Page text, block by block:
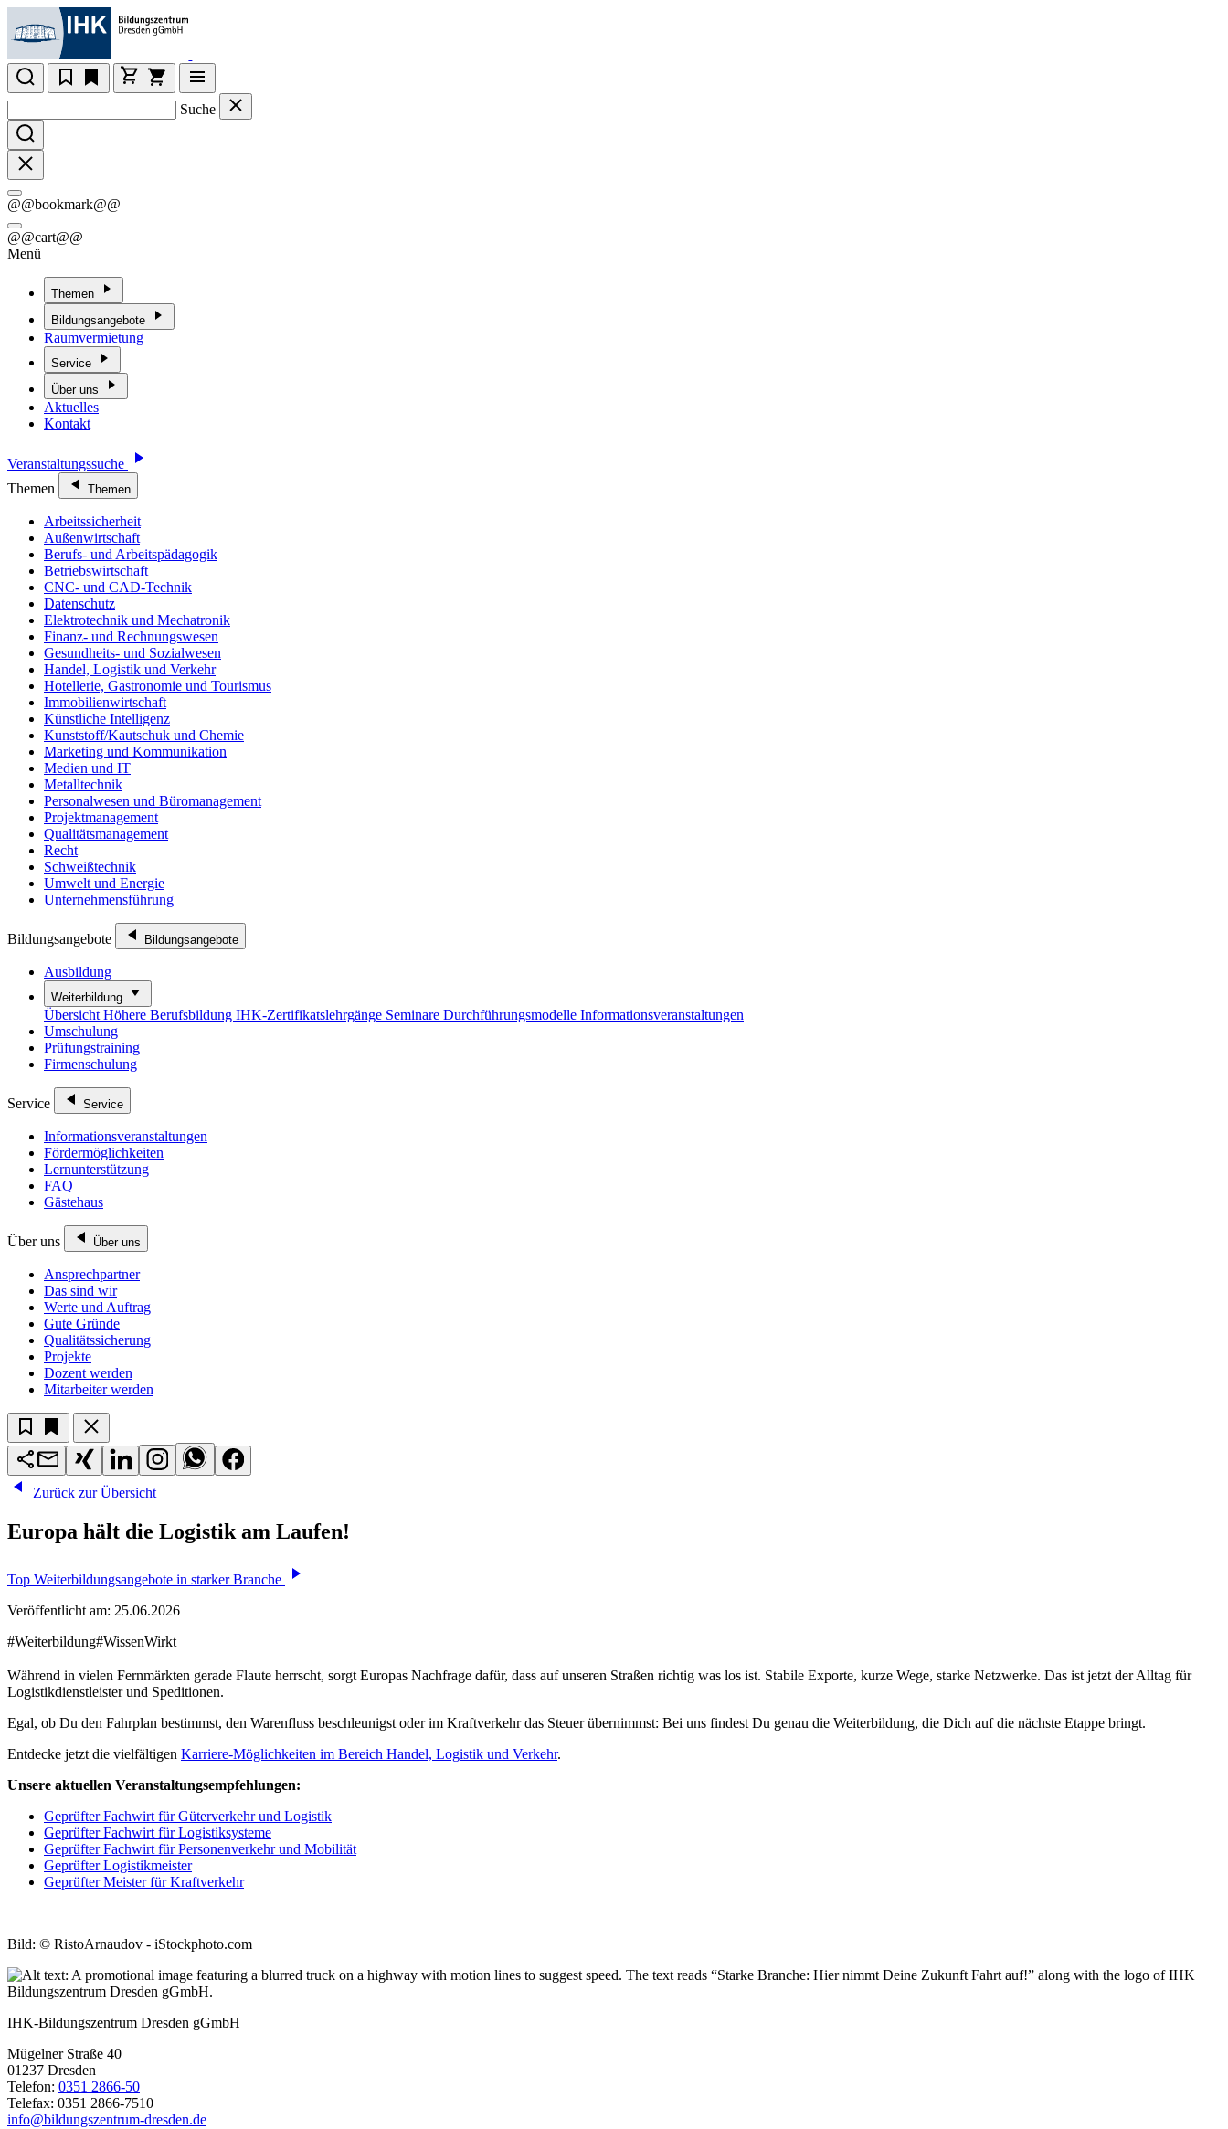
Suche
@@bookmark@@
@@cart@@
Menü
Themen
Bildungsangebote
Raumvermietung
Service
Über uns
Aktuelles
Kontakt
Veranstaltungssuche
Themen
Themen
Arbeitssicherheit
Außenwirtschaft
Berufs- und Arbeitspädagogik
Betriebswirtschaft
CNC- und CAD-Technik
Datenschutz
Elektrotechnik und Mechatronik
Finanz- und Rechnungswesen
Gesundheits- und Sozialwesen
Handel, Logistik und Verkehr
Hotellerie, Gastronomie und Tourismus
Immobilienwirtschaft
Künstliche Intelligenz
Kunststoff/Kautschuk und Chemie
Marketing und Kommunikation
Medien und IT
Metalltechnik
Personalwesen und Büromanagement
Projektmanagement
Qualitätsmanagement
Recht
Schweißtechnik
Umwelt und Energie
Unternehmensführung
Bildungsangebote Bildungsangebote
Ausbildung
Weiterbildung
Übersicht Höhere Berufsbildung IHK-Zertifikatslehrgänge Seminare Durchführungsmodelle Informationsveranstaltungen
Umschulung
Prüfungstraining
Firmenschulung
Service Service
Informationsveranstaltungen
Fördermöglichkeiten
Lernunterstützung
FAQ
Gästehaus
Über uns Über uns
Ansprechpartner
Das sind wir
Werte und Auftrag
Gute Gründe
Qualitätssicherung
Projekte
Dozent werden
Mitarbeiter werden
Zurück zur Übersicht
Europa hält die Logistik am Laufen!
Top Weiterbildungsangebote in starker Branche
Veröffentlicht am: 25.06.2026
#Weiterbildung#WissenWirkt
Während in vielen Fernmärkten gerade Flaute herrscht, sorgt Europas Nachfrage dafür, dass auf unseren Straßen richtig was los ist. Stabile Exporte, kurze Wege, starke Netzwerke. Das ist jetzt der Alltag für
Logistikdienstleister und Speditionen.
Egal, ob Du den Fahrplan bestimmst, den Warenfluss beschleunigst oder im Kraftverkehr das Steuer übernimmst: Bei uns findest Du genau die Weiterbildung, die Dich auf die nächste Etappe bringt.
Entdecke jetzt die vielfältigen Karriere-Möglichkeiten im Bereich Handel, Logistik und Verkehr.
Unsere aktuellen Veranstaltungsempfehlungen:
Geprüfter Fachwirt für Güterverkehr und Logistik
Geprüfter Fachwirt für Logistiksysteme
Geprüfter Fachwirt für Personenverkehr und Mobilität
Geprüfter Logistikmeister
Geprüfter Meister für Kraftverkehr
Bild: © RistoArnaudov - iStockphoto.com
IHK-Bildungszentrum Dresden gGmbH
Mügelner Straße 40
01237 Dresden
Telefon: 0351 2866-50
Telefax: 0351 2866-7510
info@bildungszentrum-dresden.de